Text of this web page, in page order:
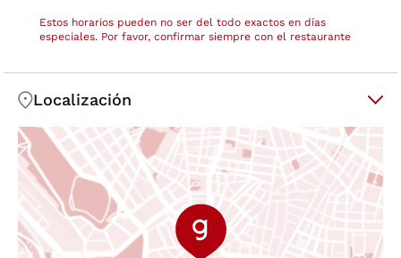
Estos horarios pueden no ser del todo exactos en días
especiales. Por favor, confirmar siempre con el restaurante
Localización